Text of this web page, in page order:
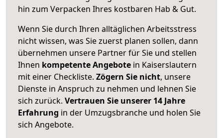
hin zum Verpacken Ihres kostbaren Hab & Gut.
Wenn Sie durch Ihren alltäglichen Arbeitsstress
nicht wissen, was Sie zuerst planen sollen, dann
übernehmen unsere Partner für Sie und stellen
Ihnen kompetente Angebote in Kaiserslautern
mit einer Checkliste. Zögern Sie nicht, unsere
Dienste in Anspruch zu nehmen und lehnen Sie
sich zurück. Vertrauen Sie unserer 14 Jahre
Erfahrung in der Umzugsbranche und holen Sie
sich Angebote.